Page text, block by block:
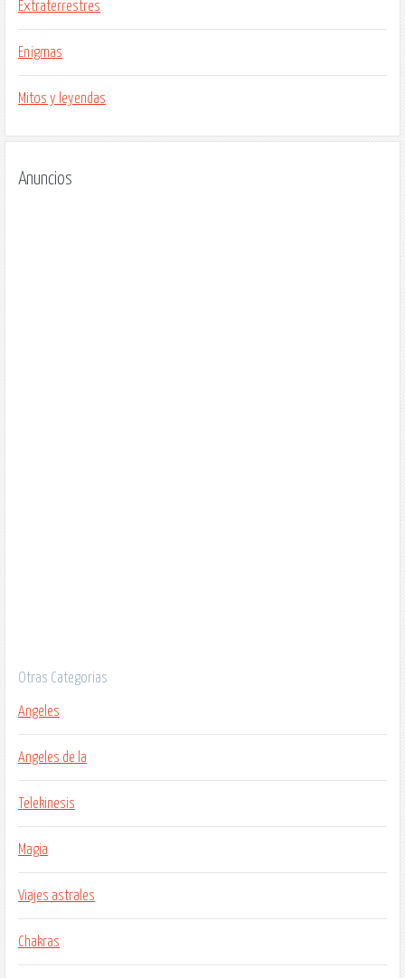
Extraterrestres
Enigmas
Mitos y leyendas
Anuncios
Otras Categorias
Angeles
Angeles de la
Telekinesis
Magia
Viajes astrales
Chakras